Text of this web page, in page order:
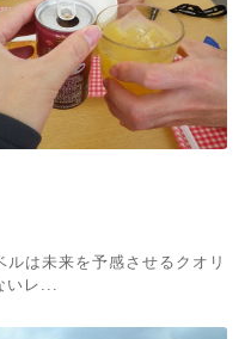
は未来を予感させるクオリ
いレ...